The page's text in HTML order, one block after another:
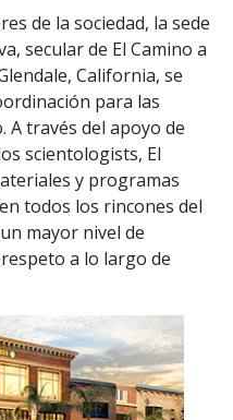
de la sociedad, la sede
secular de El Camino a
California, se
para las
A través del apoyo de
scientologists, El
y programas
todos los rincones del
mayor nivel de
a lo largo de